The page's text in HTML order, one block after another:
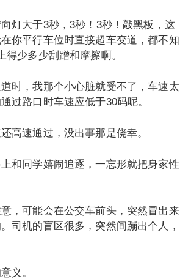
灯大于3秒，3秒！3秒！敲黑板，这
你平行车位时直接超车变道，都不知
少多少刮蹭和摩擦啊。
时，我那个小心脏就受不了，车速太
过路口时车速应低于30码呢。
高速通过，没出事那是侥幸。
和同学嬉闹追逐，一忘形就把身家性
，可能会在公交车前头，突然冒出来
司机的盲区很多，突然间蹦出个人，
义。